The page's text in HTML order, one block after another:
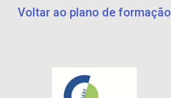
Voltar ao plano de formação